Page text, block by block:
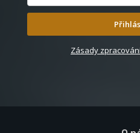
Zásady